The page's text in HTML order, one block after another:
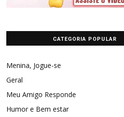
CATEGORIA POPULAR
Menina, Jogue-se
Geral
Meu Amigo Responde
Humor e Bem estar